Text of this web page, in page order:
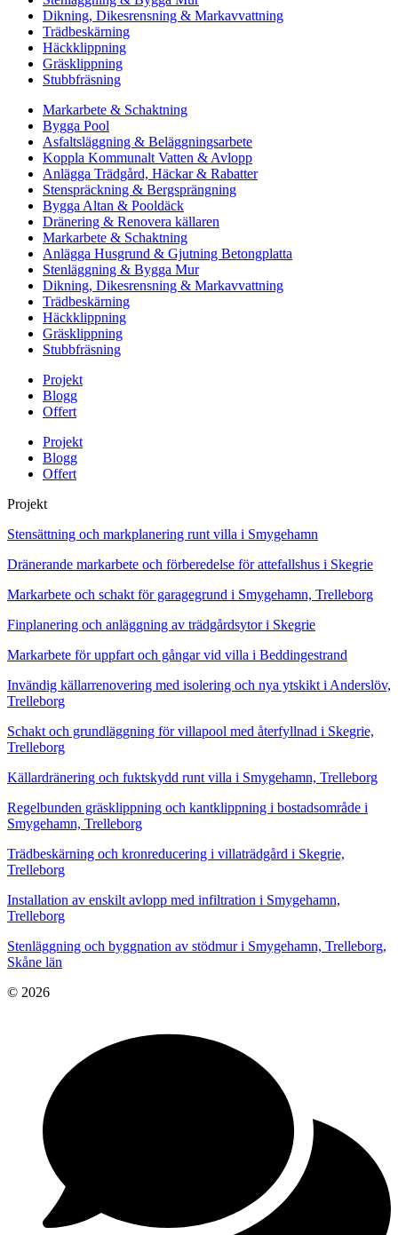
Dikning, Dikesrensning & Markavvattning
Trädbeskärning
Häckklippning
Gräsklippning
Stubbfräsning
Markarbete & Schaktning
Bygga Pool
Asfaltsläggning & Beläggningsarbete
Koppla Kommunalt Vatten & Avlopp
Anlägga Trädgård, Häckar & Rabatter
Stenspräckning & Bergsprängning
Bygga Altan & Pooldäck
Dränering & Renovera källaren
Markarbete & Schaktning
Anlägga Husgrund & Gjutning Betongplatta
Stenläggning & Bygga Mur
Dikning, Dikesrensning & Markavvattning
Trädbeskärning
Häckklippning
Gräsklippning
Stubbfräsning
Projekt
Blogg
Offert
Projekt
Blogg
Offert
Projekt
Stensättning och markplanering runt villa i Smygehamn
Dränerande markarbete och förberedelse för attefallshus i Skegrie
Markarbete och schakt för garagegrund i Smygehamn, Trelleborg
Finplanering och anläggning av trädgårdsytor i Skegrie
Markarbete för uppfart och gångar vid villa i Beddingestrand
Invändig källarrenovering med isolering och nya ytskikt i Anderslöv,
Trelleborg
Schakt och grundläggning för villapool med återfyllnad i Skegrie,
Trelleborg
Källardränering och fuktskydd runt villa i Smygehamn, Trelleborg
Regelbunden gräsklippning och kantklippning i bostadsområde i
Smygehamn, Trelleborg
Trädbeskärning och kronreducering i villaträdgård i Skegrie,
Trelleborg
Installation av enskilt avlopp med infiltration i Smygehamn,
Trelleborg
Stenläggning och byggnation av stödmur i Smygehamn, Trelleborg,
Skåne län
© 2026